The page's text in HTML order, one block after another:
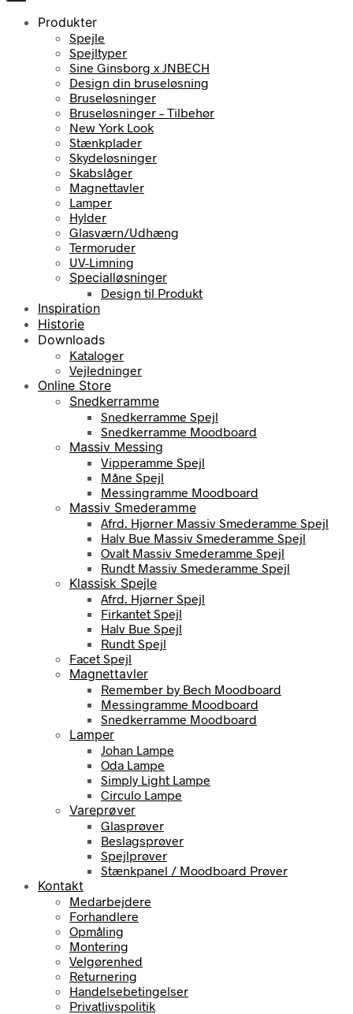
Produkter
Spejle
Spejltyper
Sine Ginsborg x JNBECH
Design din bruseløsning
Bruseløsninger
Bruseløsninger – Tilbehør
New York Look
Stænkplader
Skydeløsninger
Skabslåger
Magnettavler
Lamper
Hylder
Glasværn/Udhæng
Termoruder
UV-Limning
Specialløsninger
Design til Produkt
Inspiration
Historie
Downloads
Kataloger
Vejledninger
Online Store
Snedkerramme
Snedkerramme Spejl
Snedkerramme Moodboard
Massiv Messing
Vipperamme Spejl
Måne Spejl
Messingramme Moodboard
Massiv Smederamme
Afrd. Hjørner Massiv Smederamme Spejl
Halv Bue Massiv Smederamme Spejl
Ovalt Massiv Smederamme Spejl
Rundt Massiv Smederamme Spejl
Klassisk Spejle
Afrd. Hjørner Spejl
Firkantet Spejl
Halv Bue Spejl
Rundt Spejl
Facet Spejl
Magnettavler
Remember by Bech Moodboard
Messingramme Moodboard
Snedkerramme Moodboard
Lamper
Johan Lampe
Oda Lampe
Simply Light Lampe
Circulo Lampe
Vareprøver
Glasprøver
Beslagsprøver
Spejlprøver
Stænkpanel / Moodboard Prøver
Kontakt
Medarbejdere
Forhandlere
Opmåling
Montering
Velgørenhed
Returnering
Handelsebetingelser
Privatlivspolitik